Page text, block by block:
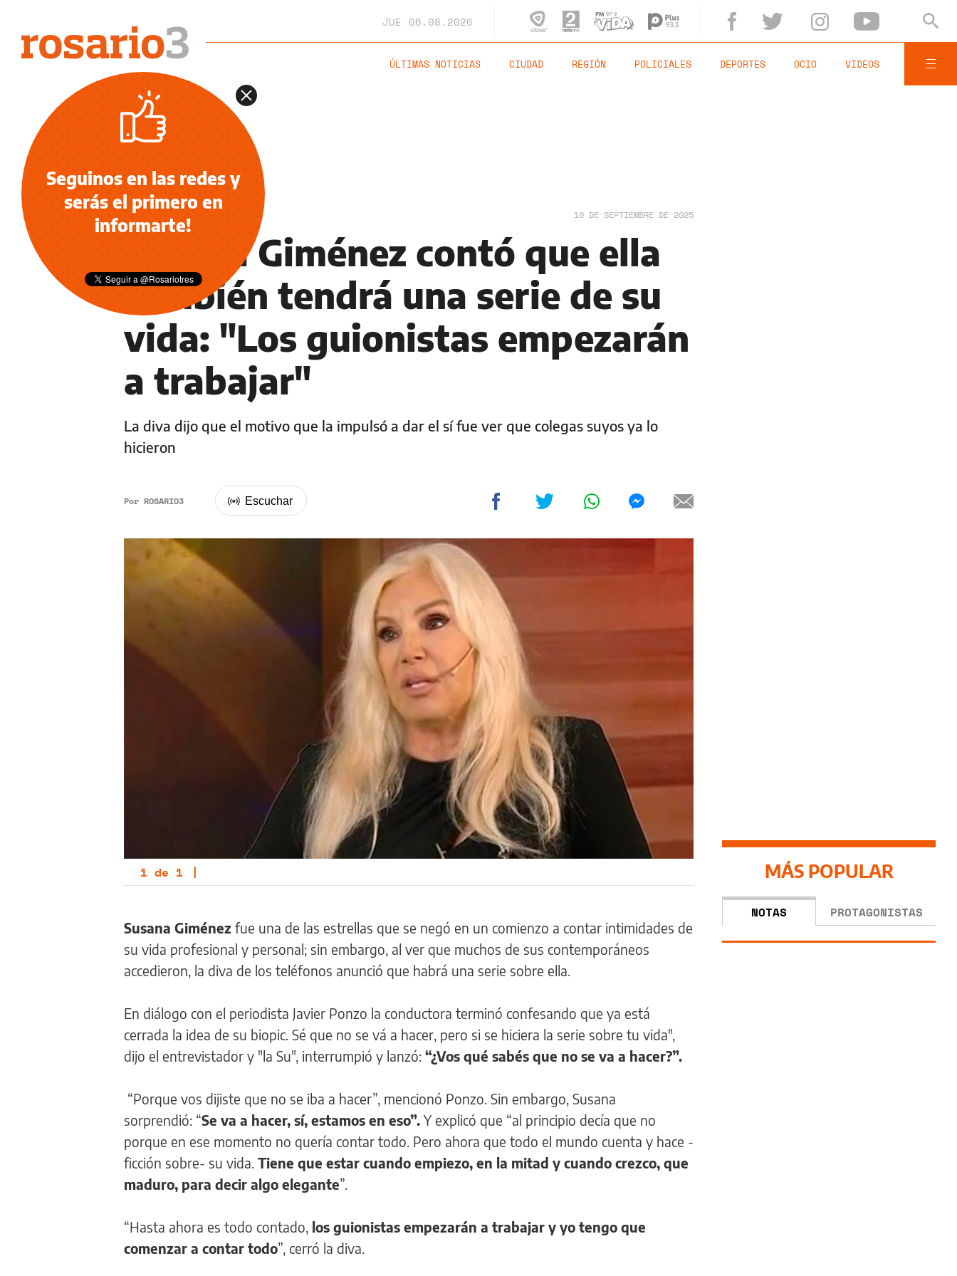
JUE 06.08.2026
ÚLTIMAS NOTICIAS CIUDAD REGIÓN POLICIALES DEPORTES OCIO VIDEOS
OCIO 10 DE SEPTIEMBRE DE 2025
Susana Giménez contó que ella
también tendrá una serie de su
vida: "Los guionistas empezarán
a trabajar"
La diva dijo que el motivo que la impulsó a dar el sí fue ver que colegas suyos ya lo
hicieron
Por ROSARIO3
1 de 1 |
Susana Giménez fue una de las estrellas que se negó en un comienzo a contar intimidades de
su vida profesional y personal; sin embargo, al ver que muchos de sus contemporáneos
accedieron, la diva de los teléfonos anunció que habrá una serie sobre ella.
En diálogo con el periodista Javier Ponzo la conductora terminó confesando que ya está
cerrada la idea de su biopic. Sé que no se vá a hacer, pero si se hiciera la serie sobre tu vida",
dijo el entrevistador y "la Su", interrumpió y lanzó: “¿Vos qué sabés que no se va a hacer?”.
“Porque vos dijiste que no se iba a hacer”, mencionó Ponzo. Sin embargo, Susana
sorprendió: “Se va a hacer, sí, estamos en eso”. Y explicó que “al principio decía que no
porque en ese momento no quería contar todo. Pero ahora que todo el mundo cuenta y hace -
ficción sobre- su vida. Tiene que estar cuando empiezo, en la mitad y cuando crezco, que
maduro, para decir algo elegante”.
“Hasta ahora es todo contado, los guionistas empezarán a trabajar y yo tengo que
comenzar a contar todo”, cerró la diva.
MÁS POPULAR
NOTAS PROTAGONISTAS
Seguinos en las redes y
serás el primero en
informarte!